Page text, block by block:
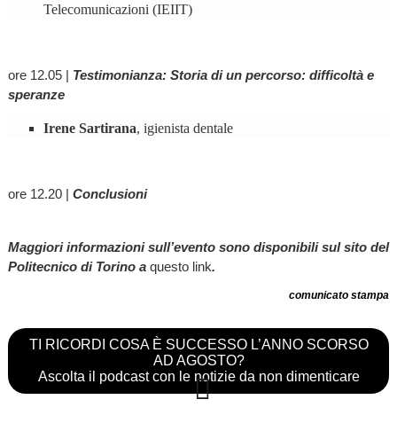
Telecomunicazioni (IEIIT)
ore 12.05 | Testimonianza: Storia di un percorso: difficoltà e
speranze
Irene Sartirana, igienista dentale
ore 12.20 | Conclusioni
Maggiori informazioni sull’evento sono disponibili sul sito del
Politecnico di Torino a questo link.
comunicato stampa
TI RICORDI COSA È SUCCESSO L’ANNO SCORSO
AD AGOSTO?
Ascolta il podcast con le notizie da non dimenticare